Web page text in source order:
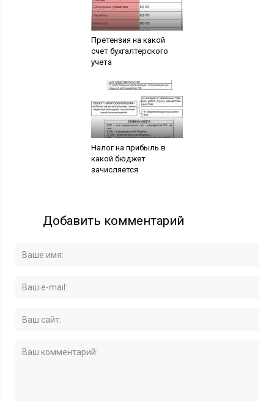
Претензия на какой
счет бухгалтерского
учета
Налог на прибыль в
какой бюджет
зачисляется
Добавить комментарий